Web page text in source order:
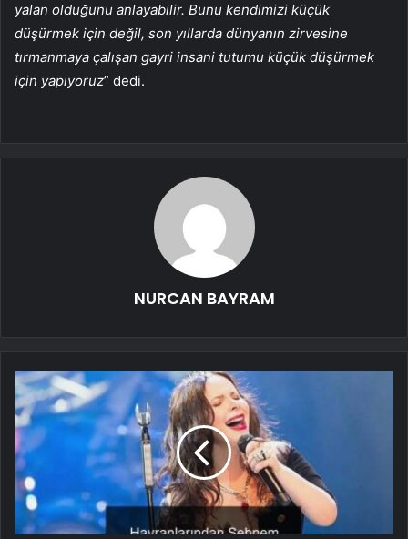
yalan olduğunu anlayabilir. Bunu kendimizi küçük
düşürmek için değil, son yıllarda dünyanın zirvesine
tırmanmaya çalışan gayri insani tutumu küçük düşürmek
için yapıyoruz” dedi.
NURCAN BAYRAM